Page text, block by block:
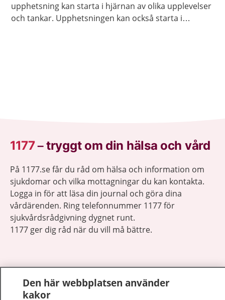
upphetsning kan starta i hjärnan av olika upplevelser
och tankar. Upphetsningen kan också starta i
1177–tryggt om din hälsa och vård
På 1177.se får du råd om hälsa och information om
sjukdomar och vilka mottagningar du kan kontakta.
Logga in för att läsa din journal och göra dina
vårdärenden. Ring telefonnummer 1177 för
sjukvårdsrådgivning dygnet runt.
1177 ger dig råd när du vill må bättre.
1177 på flera språk
Den här webbplatsen använder
kakor